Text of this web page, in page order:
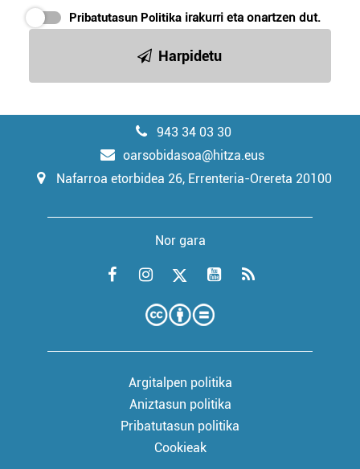
Pribatutasun Politika irakurri eta onartzen dut.
Harpidetu
943 34 03 30
oarsobidasoa@hitza.eus
Nafarroa etorbidea 26, Errenteria-Orereta 20100
Nor gara
Argitalpen politika
Aniztasun politika
Pribatutasun politika
Cookieak